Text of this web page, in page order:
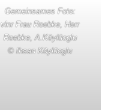
Gemeinsames Foto:
vlnr Frau Roebke, Herr
Roebke, A.Köylüoglu
© Ihsan Köylüoglu